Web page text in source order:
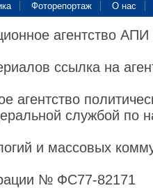
Фоторепортаж О нас
агентство
ссылка на
агентство
службой по
и массовых
№ ФС77-82171